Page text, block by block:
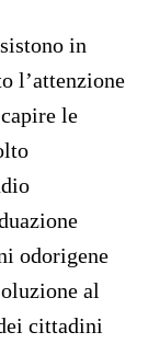
in
l’attenzione
le
odorigene
al
cittadini